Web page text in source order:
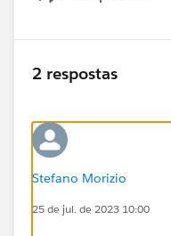
Show menu
2 respostas
Stefano Morizio
25 de jul. de 2023 10:00